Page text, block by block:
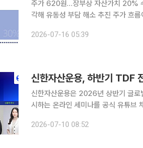
주가 620원…장부상 자산가치 20%
각해 유동성 부담 해소 추진 주가 흐름이 부진한 마스턴프리미어리츠가 국내외 부동산 매각을 통한
난 가운데 올해 하반기 추진하는 프랑
2026-07-16 05:39
신한자산운용, 하반기 TDF
신한자산운용은 2026년 상반기 글로
시하는 온라인 세미나를 공식 유튜브
나는 투자자들이 하반기 글로벌 금융
2026-07-10 08:52